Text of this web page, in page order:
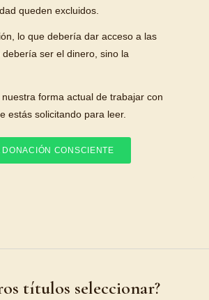
queden excluidos.
lo que debería dar acceso a las
debería ser el dinero, sino la
forma actual de trabajar con
estás solicitando para leer.
DONACIÓN CONSCIENTE
títulos seleccionar?